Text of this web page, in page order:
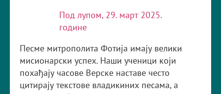
Под лупом, 29. март 2025.
године
Песме митрополита Фотија имају велики
мисионарски успех. Наши ученици који
похађају часове Верске наставе често
цитирају текстове владикиних песама, а